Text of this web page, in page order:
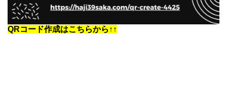
QRコード作成はこちらから↑↑